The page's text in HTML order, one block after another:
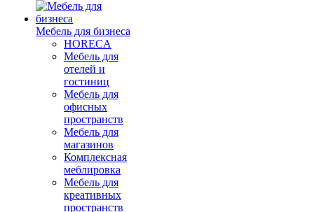
Мебель для бизнеса
HORECA
Мебель для
отелей и
гостиниц
Мебель для
офисных
пространств
Мебель для
магазинов
Комплексная
меблировка
Мебель для
креативных
пространств